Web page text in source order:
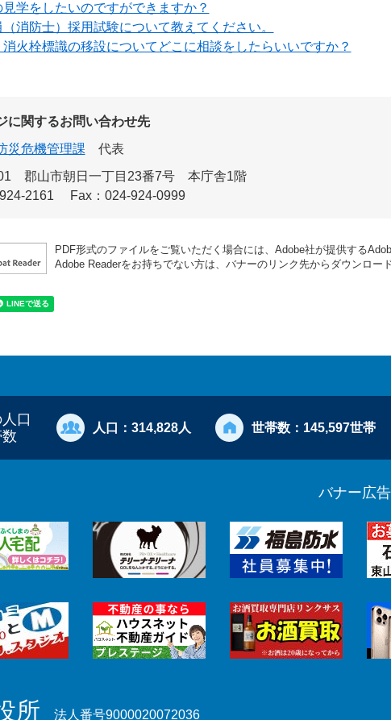
学をしたいのですができますか？
消防士）採用試験について教えてください。
火栓標識の移設についてどこに相談をしたらいいですか？
に関するお問い合わせ先
災危機管理課
代表
郡山市朝日一丁目23番7号 本庁舎1階
2161
Fax：024-924-0999
PDF形式のファイルをご覧いただく場合には、Adobe社が提供する
Adobe Readerをお持ちでない方は、バナーのリンク先からダウンロー
口
数
人口： 314,828人 世帯数： 145,597世帯
バナー広告
所 法人番号9000020072036